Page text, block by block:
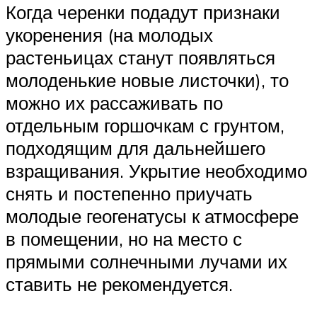
Когда черенки подадут признаки
укоренения (на молодых
растеньицах станут появляться
молоденькие новые листочки), то
можно их рассаживать по
отдельным горшочкам с грунтом,
подходящим для дальнейшего
взращивания. Укрытие необходимо
снять и постепенно приучать
молодые геогенатусы к атмосфере
в помещении, но на место с
прямыми солнечными лучами их
ставить не рекомендуется.